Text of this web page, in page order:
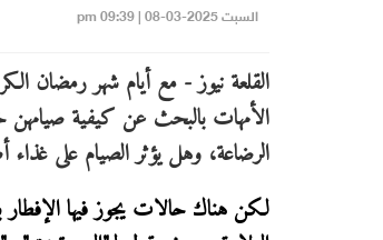
السبت 2025-03-08 | 09:39 pm
القلعة نيوز - مع أيام شهر رمضان
الأمهات بالبحث عن كيفية صيامهن
الرضاعة، وهل يؤثر الصيام على
لكن هناك حالات يجوز فيها الإفطار